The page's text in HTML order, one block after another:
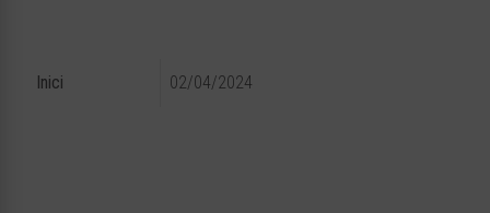
Inici 02/04/2024